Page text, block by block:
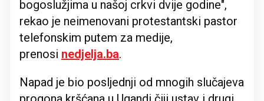
bogoslužjima u našoj crkvi dvije godine",
rekao je neimenovani protestantski pastor
telefonskim putem za medije,
prenosi nedjelja.ba.
Napad je bio posljednji od mnogih slučajeva